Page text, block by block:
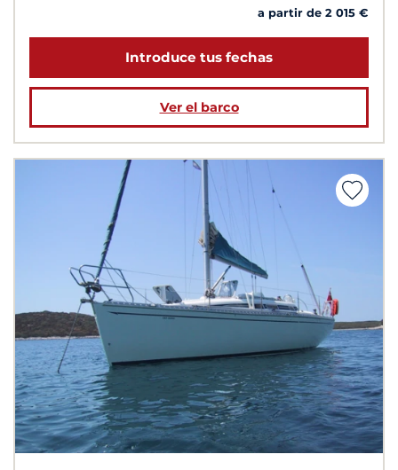
a partir de 2 015 €
Introduce tus fechas
Ver el barco